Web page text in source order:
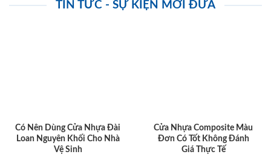
TIN TỨC - SỰ KIỆN MỚI ĐƯA
Có Nên Dùng Cửa Nhựa Đài
Loan Nguyên Khối Cho Nhà
Vệ Sinh
Cửa Nhựa Composite Màu
Đơn Có Tốt Không Đánh
Giá Thực Tế